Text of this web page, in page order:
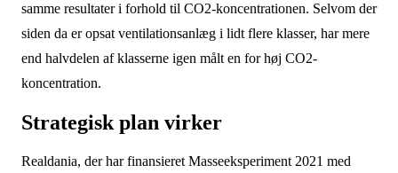
samme resultater i forhold til CO2-koncentrationen. Selvom der
siden da er opsat ventilationsanlæg i lidt flere klasser, har mere
end halvdelen af klasserne igen målt en for høj CO2-
koncentration.
Strategisk plan virker
Realdania, der har finansieret Masseeksperiment 2021 med